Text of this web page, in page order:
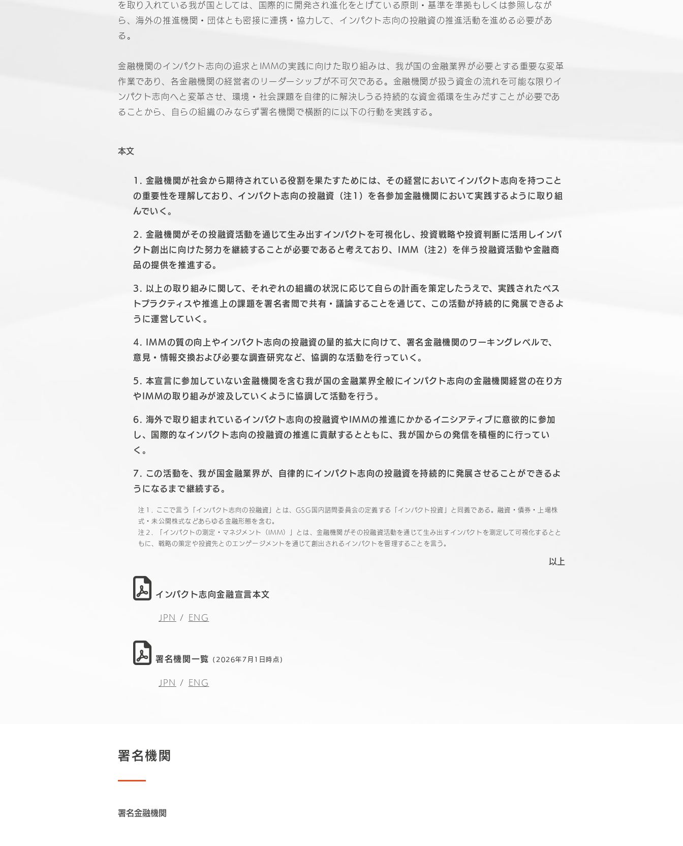
を取り入れている我が国としては、国際的に開発され進化をとげている原則・基準を準拠もしくは参照しなが
ら、海外の推進機関・団体とも密接に連携・協力して、インパクト志向の投融資の推進活動を進める必要があ
る。
金融機関のインパクト志向の追求とIMMの実践に向けた取り組みは、我が国の金融業界が必要とする重要な変革
作業であり、各金融機関の経営者のリーダーシップが不可欠である。金融機関が扱う資金の流れを可能な限りイ
ンパクト志向へと変革させ、環境・社会課題を自律的に解決しうる持続的な資金循環を生みだすことが必要であ
ることから、自らの組織のみならず署名機関で横断的に以下の行動を実践する。
本文
1. 金融機関が社会から期待されている役割を果たすためには、その経営においてインパクト志向を持つこと
の重要性を理解しており、インパクト志向の投融資（注1）を各参加金融機関において実践するように取り組
んでいく。
2. 金融機関がその投融資活動を通じて生み出すインパクトを可視化し、投資戦略や投資判断に活用しインパ
クト創出に向けた努力を継続することが必要であると考えており、IMM（注2）を伴う投融資活動や金融商
品の提供を推進する。
3. 以上の取り組みに関して、それぞれの組織の状況に応じて自らの計画を策定したうえで、実践されたベス
トプラクティスや推進上の課題を署名者間で共有・議論することを通じて、この活動が持続的に発展できるよ
うに運営していく。
4. IMMの質の向上やインパクト志向の投融資の量的拡大に向けて、署名金融機関のワーキングレベルで、
意見・情報交換および必要な調査研究など、協調的な活動を行っていく。
5. 本宣言に参加していない金融機関を含む我が国の金融業界全般にインパクト志向の金融機関経営の在り方
やIMMの取り組みが波及していくように協調して活動を行う。
6. 海外で取り組まれているインパクト志向の投融資やIMMの推進にかかるイニシアティブに意欲的に参加
し、国際的なインパクト志向の投融資の推進に貢献するとともに、我が国からの発信を積極的に行ってい
く。
7. この活動を、我が国金融業界が、自律的にインパクト志向の投融資を持続的に発展させることができるよ
うになるまで継続する。
注１. ここで言う「インパクト志向の投融資」とは、GSG国内諮問委員会の定義する「インパクト投資」と同義である。融資・債券・上場株
式・未公開株式などあらゆる金融形態を含む。
注２. 「インパクトの測定・マネジメント（IMM）」とは、金融機関がその投融資活動を通じて生み出すインパクトを測定して可視化するとと
もに、戦略の策定や投資先とのエンゲージメントを通じて創出されるインパクトを管理することを言う。
以上
インパクト志向金融宣言本文
JPN / ENG
署名機関一覧 (2026年7月1日時点)
JPN / ENG
署名機関
署名金融機関